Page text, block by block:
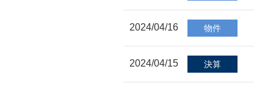
2024/04/16 物件
2024/04/15 決算